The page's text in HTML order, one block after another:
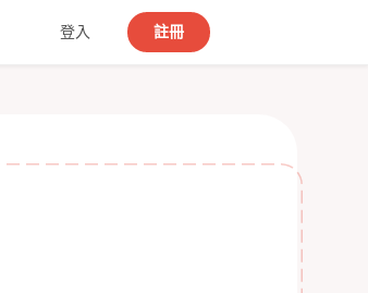
登入 註冊